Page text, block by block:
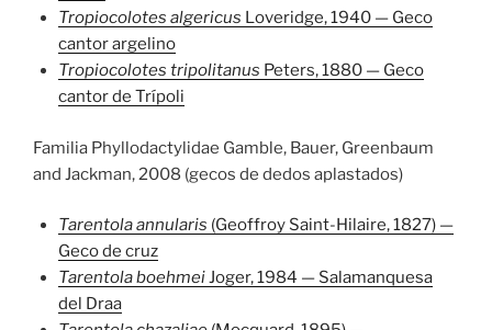
Tropiocolotes algericus Loveridge, 1940 — Geco
cantor argelino
Tropiocolotes tripolitanus Peters, 1880 — Geco
cantor de Trípoli
Familia Phyllodactylidae Gamble, Bauer, Greenbaum
and Jackman, 2008 (gecos de dedos aplastados)
Tarentola annularis (Geoffroy Saint-Hilaire, 1827) —
Geco de cruz
Tarentola boehmeiJoger, 1984 — Salamanquesa
del Draa